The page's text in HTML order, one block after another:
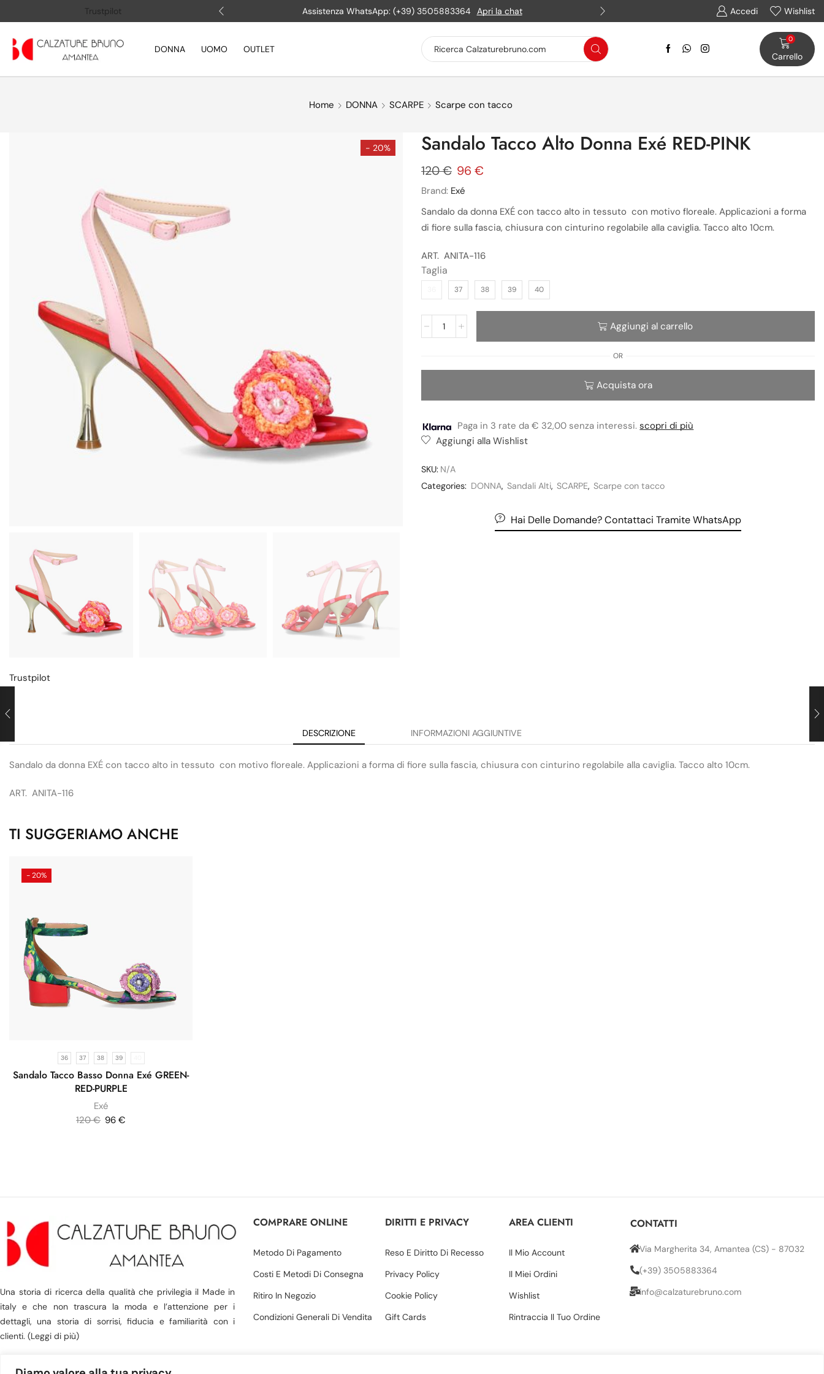
Trustpilot
Apri la chat Assistenza WhatsApp: (+39) 3505883364 Apri la chat Assistenza WhatsApp: (+39)
Accedi Wishlist
DONNA UOMO OUTLET
0
Carrello
Home DONNA SCARPE Scarpe con tacco
- 20%
Trustpilot
Sandalo Tacco Alto Donna Exé RED-PINK
120€ 96 €
Brand: Exé
Sandalo da donna EXÉ con tacco alto in tessuto con motivo floreale. Applicazioni a forma
di fiore sulla fascia, chiusura con cinturino regolabile alla caviglia. Tacco alto 10cm.
ART. ANITA-116
Taglia
37 38 39 40
Aggiungi al carrello
OR
Acquista ora
Paga in 3 rate da € 32,00 senza interessi.scopri di più
Aggiungi alla Wishlist
SKU: N/A
Categories: DONNA, Sandali Alti, SCARPE, Scarpe con tacco
Hai Delle Domande? Contattaci Tramite WhatsApp
DESCRIZIONE INFORMAZIONI AGGIUNTIVE
Sandalo da donna EXÉ con tacco alto in tessuto con motivo floreale. Applicazioni a forma di fiore sulla fascia, chiusura con cinturino regolabile alla caviglia. Tacco alto 10cm.
ART. ANITA-116
TI SUGGERIAMO ANCHE
- 20%
36 37 38 39
Sandalo Tacco Basso Donna Exé GREEN-
RED-PURPLE
Exé
120€ 96€
Una storia di ricerca della qualità che privilegia il Made in
italy e che non trascura la moda e l’attenzione per i
dettagli, una storia di sorrisi, fiducia e familiarità con i
clienti. (Leggi di più)
COMPRARE ONLINE
Metodo Di Pagamento
Costi E Metodi Di Consegna
Ritiro In Negozio
Condizioni Generali Di Vendita
DIRITTI E PRIVACY
Reso E Diritto Di Recesso
Privacy Policy
Cookie Policy
Gift Cards
AREA CLIENTI
Il Mio Account
Il Miei Ordini
Wishlist
Rintraccia Il Tuo Ordine
CONTATTI
Via Margherita 34, Amantea (CS) - 87032
(+39) 3505883364
info@calzaturebruno.com